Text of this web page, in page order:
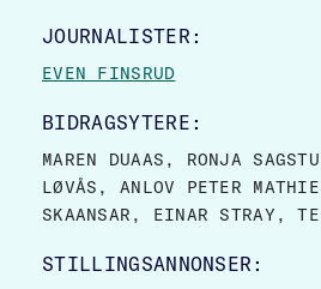
JOURNALISTER:
EVEN FINSRUD
BIDRAGSYTERE:
MAREN DUAAS, RONJA
LØVÅS, ANLOV PETER
SKAANSAR, EINAR STRAY,
STILLINGSANNONSER: